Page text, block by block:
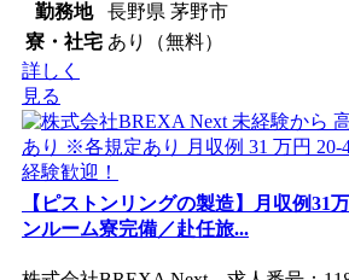
勤務地
長野県 茅野市
寮・社宅 あり（無料）
詳しく
見る
【ピストンリングの製造】月収例31
ンルーム寮完備／赴任旅...